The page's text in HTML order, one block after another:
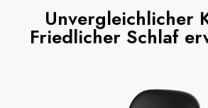
Unvergleichlicher
Friedlicher Schlaf